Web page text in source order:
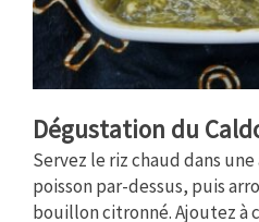
Dégustation du
Servez le riz chaud dans
poisson par-dessus, puis
bouillon citronné. Ajoutez à